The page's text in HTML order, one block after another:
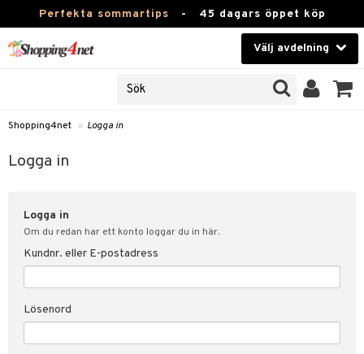
Perfekta sommartips - 45 dagars öppet köp
Välj avdelning
Kontaktlinser
Hälsokost
Fitness
Hem & Inredning
Leksaker, Barn & Baby
Varumärken
Shopping4net » Logga in
Logga in
Logga in
Om du redan har ett konto loggar du in här.
Kundnr. eller E-postadress
Lösenord
svar